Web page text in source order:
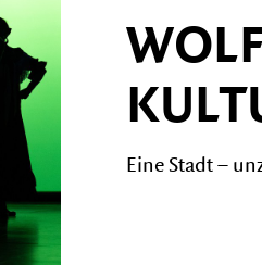
Eine Stadt –